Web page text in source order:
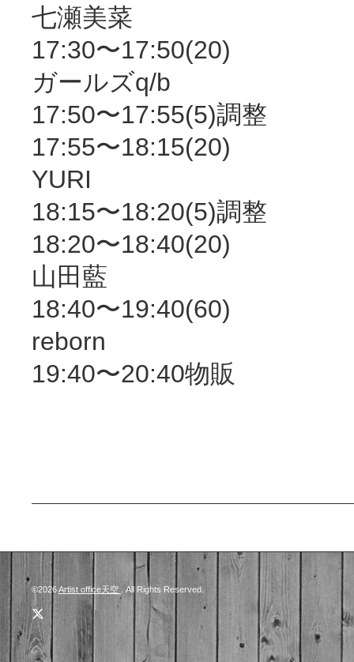
七瀬美菜
17:30〜17:50(20)
ガールズq/b
17:50〜17:55(5)調整
17:55〜18:15(20)
YURI
18:15〜18:20(5)調整
18:20〜18:40(20)
山田藍
18:40〜19:40(60)
reborn
19:40〜20:40物販
©2026Artist office天空 . All Rights Reserved.